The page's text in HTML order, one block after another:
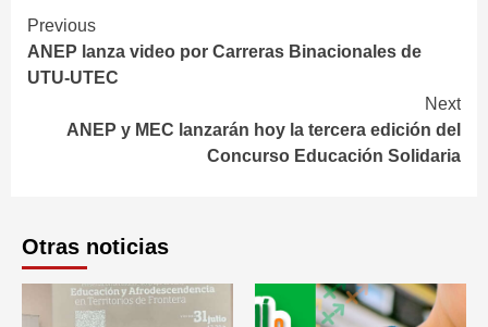
Continue
Reading
Previous
ANEP lanza video por Carreras Binacionales de
UTU-UTEC
Next
ANEP y MEC lanzarán hoy la tercera edición del
Concurso Educación Solidaria
Otras noticias